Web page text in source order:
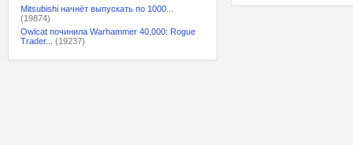
Mitsubishi начнёт выпускать по 1000...
(19874)
Owlcat починила Warhammer 40,000: Rogue
Trader...
(19237)